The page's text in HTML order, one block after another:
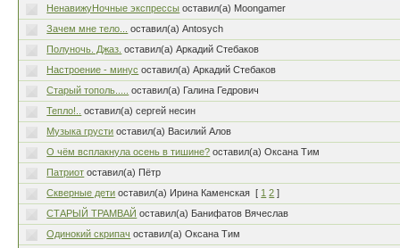
НенавижуНочные экспрессы оставил(а) Moongamer
Зачем мне тело...
оставил(а) Antosych
Полуночь. Джаз. оставил(а) Аркадий Стебаков
Настроение - минус оставил(а) Аркадий Стебаков
Старый тополь.....
оставил(а) Галина Гедрович
Тепло!..
оставил(а) сергей несин
Музыка грусти оставил(а) Василий Алов
О чём всплакнула осень в тишине? оставил(а) Оксана Тим
Патриот оставил(а) Пётр
Скверные дети оставил(а) Ирина Каменская [ 1 2 ]
СТАРЫЙ ТРАМВАЙ оставил(а) Банифатов Вячеслав
Одинокий скрипач оставил(а) Оксана Тим